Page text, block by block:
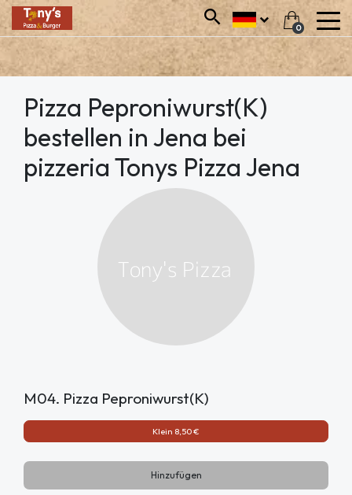
0
Pizza Peproniwurst(K)
bestellen in Jena bei
pizzeria Tonys Pizza Jena
M04. Pizza Peproniwurst(K)
Klein 8,50 €
Hinzufügen